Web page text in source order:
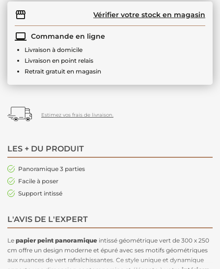
Vérifier votre stock en magasin
Commande en ligne
Livraison à domicile
Livraison en point relais
Retrait gratuit en magasin
Estimez vos frais de livraison.
LES + DU PRODUIT
Panoramique 3 parties
Facile à poser
Support intissé
L'AVIS DE L'EXPERT
Le papier peint panoramique intissé géométrique vert de 300 x 250
cm offre un design moderne et épuré avec ses motifs géométriques
aux nuances de vert rafraîchissantes. Ce style unique et dynamique